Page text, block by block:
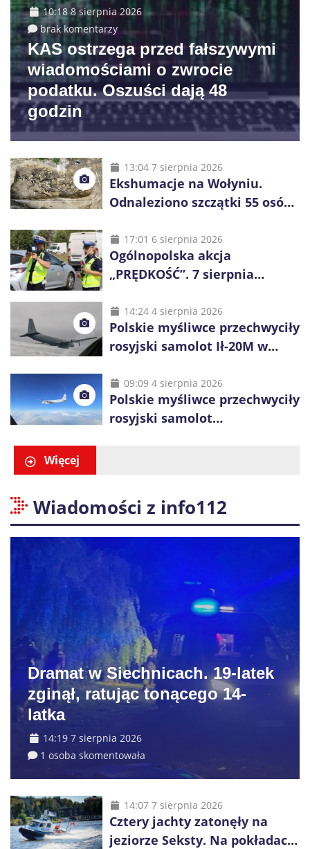
10:18 8 sierpnia 2026
brak komentarzy
KAS ostrzega przed fałszywymi
wiadomościami o zwrocie
podatku. Oszuści dają 48
godzin
13:04 7 sierpnia 2026
Ekshumacje na Wołyniu.
Odnaleziono szczątki 55 osób,
17:01 6 sierpnia 2026
Ogólnopolska akcja
„PRĘDKOŚĆ”. 7 sierpnia
14:24 4 sierpnia 2026
Polskie myśliwce przechwyciły
rosyjski samolot Ił-20M w
09:09 4 sierpnia 2026
Polskie myśliwce przechwyciły
rosyjski samolot
Więcej
Wiadomości z info112
Dramat w Siechnicach. 19-latek
zginął, ratując tonącego 14-
latka
14:19 7 sierpnia 2026
1 osoba skomentowała
14:07 7 sierpnia 2026
Cztery jachty zatonęły na
jeziorze Seksty. Na pokładach